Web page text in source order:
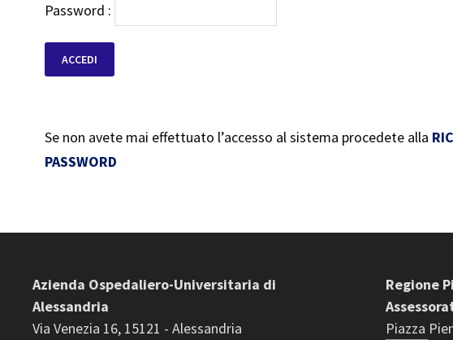
Password :
Se non avete mai effettuato l’accesso al sistema procedete alla
PASSWORD
Azienda Ospedaliero-Universitaria di
Alessandria
Via Venezia 16, 15121 - Alessandria
Regione
Piazza